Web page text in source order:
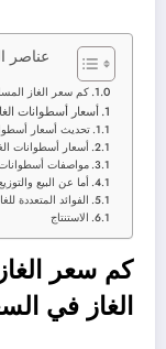
عناصر
كم سعر الغاز
أسعار أسطوانات
تحديث أسعار
أسعار أسطوانات
مواصفات أسطوانات
أما عن البيع
الفوائد المتعددة
الاستنتاج
كم سعر
الغاز في